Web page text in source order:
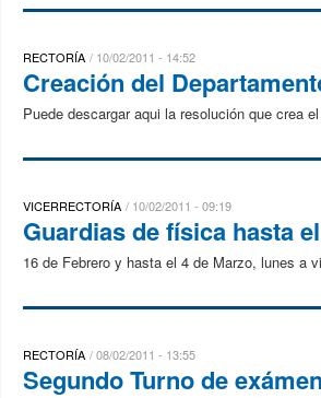
RECTORÍA 10/02/2011 - 14:52
Creación del
Puede descargar aqui la resolución que crea
VICERRECTORÍA 10/02/2011 - 09:19
Guardias de física hasta
16 de Febrero y hasta el 4 de Marzo, lunes a
RECTORÍA 08/02/2011 - 13:55
Segundo Turno de